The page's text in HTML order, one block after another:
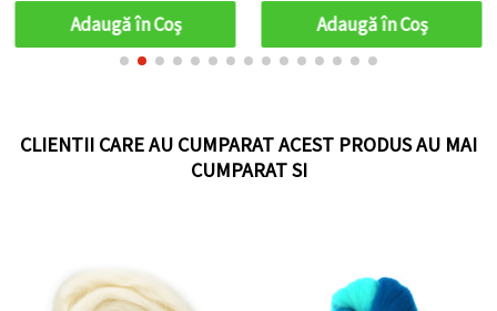
mov - 50 g
Adaugă în Coş Adaugă în Coş
CLIENTII CARE AU CUMPARAT ACEST PRODUS AU MAI
CUMPARAT SI